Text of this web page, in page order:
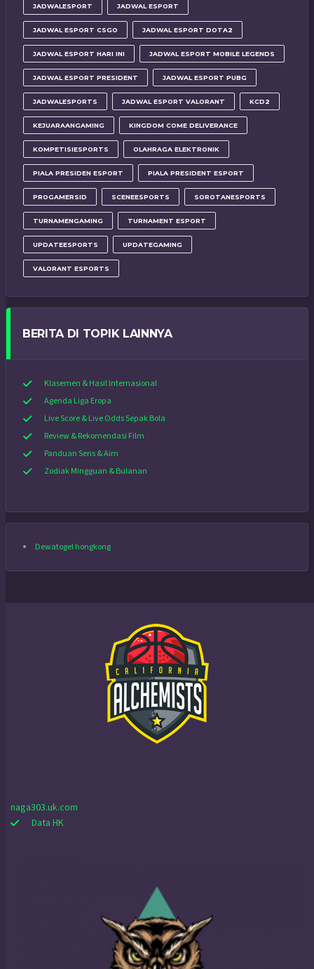
JADWALESPORT JADWAL ESPORT
JADWAL ESPORT CSGO JADWAL ESPORT DOTA2
JADWAL ESPORT HARI INI JADWAL ESPORT MOBILE LEGENDS
JADWAL ESPORT PRESIDENT JADWAL ESPORT PUBG
JADWALESPORTS JADWAL ESPORT VALORANT KCD2
KEJUARAANGAMING KINGDOM COME DELIVERANCE
KOMPETISIESPORTS OLAHRAGA ELEKTRONIK
PIALA PRESIDEN ESPORT PIALA PRESIDENT ESPORT
PROGAMERSID SCENEESPORTS SOROTANESPORTS
TURNAMENGAMING TURNAMENT ESPORT
UPDATEESPORTS UPDATEGAMING
VALORANT ESPORTS
BERITA DI TOPIK LAINNYA
Klasemen & Hasil Internasional
Agenda Liga Eropa
Live Score & Live Odds Sepak Bola
Review & Rekomendasi Film
Panduan Sens & Aim
Zodiak Mingguan & Bulanan
Dewatogel hongkong
naga303.uk.com
Data HK